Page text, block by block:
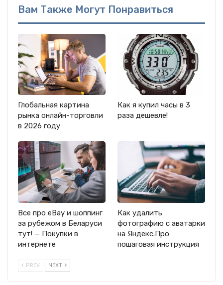
Вам Также Могут Понравиться
Глобальная картина
рынка онлайн-торговли
в 2026 году
Как я купил часы в 3
раза дешевле!
Все про eBay и шоппинг
за рубежом в Беларуси
тут! — Покупки в
интернете
Как удалить
фотографию с аватарки
на Яндекс.Про:
пошаговая инструкция
PREV NEXT